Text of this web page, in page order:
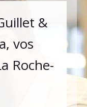
&
vos
Roche-